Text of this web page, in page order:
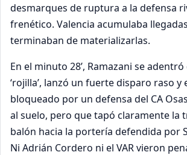
desmarques de ruptura a la defensa
frenético. Valencia acumulaba
terminaban de materializarlas.
En el minuto 28’, Ramazani se
‘rojilla’, lanzó un fuerte disparo raso y
bloqueado por un defensa del CA
al suelo, pero que tapó claramente la
balón hacia la portería defendida por
Ni Adrián Cordero ni el VAR vieron